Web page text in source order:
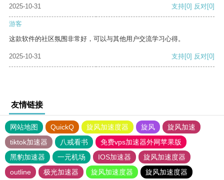
2025-10-31 支持[0] 反对[0]
游客
这款软件的社区氛围非常好，可以与其他用户交流学习心得。
2025-10-31 支持[0] 反对[0]
友情链接
网站地图 QuickQ 旋风加速度器 旋风
旋风加速
tiktok加速器
八戒看书
免费vps加速器外网苹果版
黑豹加速器
一元机场 IOS加速器
旋风加速度器
outline
极光加速器 旋风加速度器 旋风加速度器